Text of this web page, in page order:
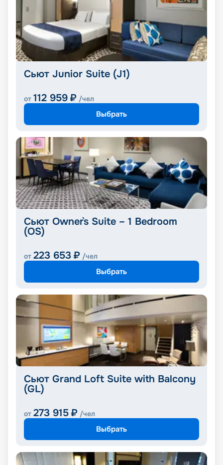
Сьют Junior Suite (J1)
от 112 959 ₽ /чел
Выбрать
Сьют Owner`s Suite – 1 Bedroom
(OS)
от 223 653 ₽ /чел
Выбрать
Сьют Grand Loft Suite with Balcony
(GL)
от 273 915 ₽ /чел
Выбрать